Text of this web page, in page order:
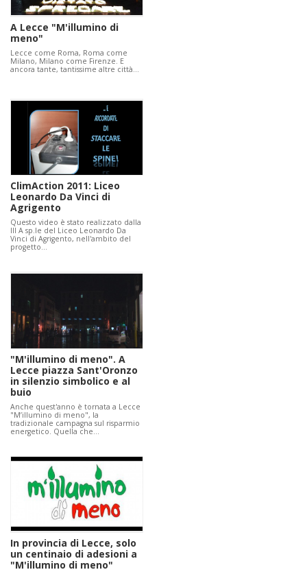
A Lecce "M'illumino di
meno"
Lecce come Roma, Roma come
Milano, Milano come Firenze. E
ancora tante, tantissime altre città…
ClimAction 2011: Liceo
Leonardo Da Vinci di
Agrigento
Questo video è stato realizzato dalla
III A sp.le del Liceo Leonardo Da
Vinci di Agrigento, nell'ambito del
progetto…
"M'illumino di meno". A
Lecce piazza Sant'Oronzo
in silenzio simbolico e al
buio
Anche quest'anno è tornata a Lecce
"M’illumino di meno", la
tradizionale campagna sul risparmio
energetico. Quella che…
In provincia di Lecce, solo
un centinaio di adesioni a
"M'illumino di meno"